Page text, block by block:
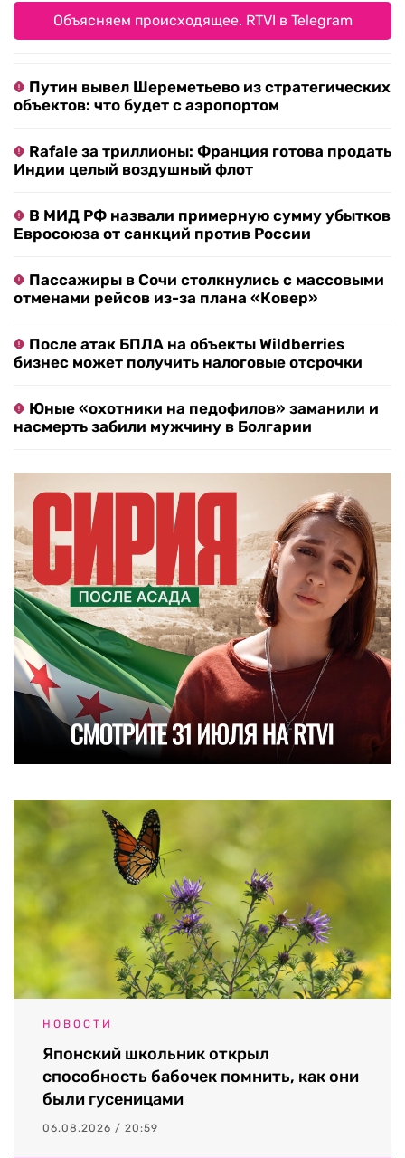
Объясняем происходящее. RTVI в Telegram
Путин вывел Шереметьево из стратегических
объектов: что будет с аэропортом
Rafale за триллионы: Франция готова продать
Индии целый воздушный флот
В МИД РФ назвали примерную сумму убытков
Евросоюза от санкций против России
Пассажиры в Сочи столкнулись с массовыми
отменами рейсов из-за плана «Ковер»
После атак БПЛА на объекты Wildberries
бизнес может получить налоговые отсрочки
Юные «охотники на педофилов» заманили и
насмерть забили мужчину в Болгарии
НОВОСТИ
Японский школьник открыл
способность бабочек помнить, как они
были гусеницами
06.08.2026 / 20:59